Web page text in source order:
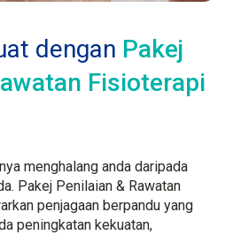
dengan Pakej
Fisioterapi
menghalang anda daripada
Pakej Penilaian & Rawatan
penjagaan berpandu yang
peningkatan kekuatan,